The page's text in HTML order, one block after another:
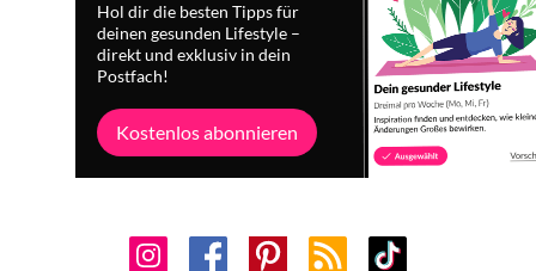
Hol dir die besten Tipps für
deinen gesunden Lifestyle –
direkt und exklusiv in dein
Postfach!
Kostenlos abonnieren